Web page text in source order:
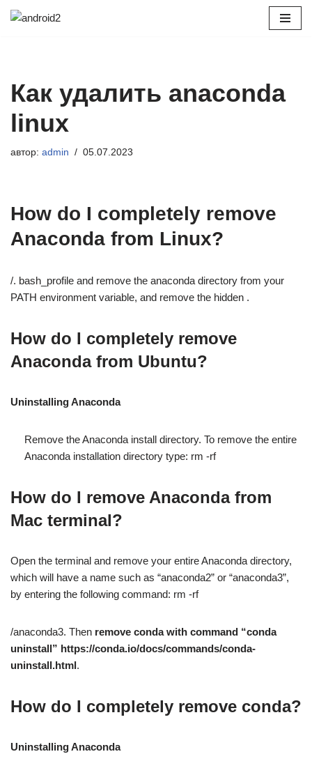
Как удалить anaconda
linux
автор: admin 05.07.2023
How do I completely remove
Anaconda from Linux?
/. bash_profile and remove the anaconda directory from your
PATH environment variable, and remove the hidden .
How do I completely remove
Anaconda from Ubuntu?
Uninstalling Anaconda
Remove the Anaconda install directory. To remove the entire
Anaconda installation directory type: rm -rf
How do I remove Anaconda from
Mac terminal?
Open the terminal and remove your entire Anaconda directory,
which will have a name such as “anaconda2” or “anaconda3”,
by entering the following command: rm -rf
/anaconda3. Then remove conda with command “conda
uninstall” https://conda.io/docs/commands/conda-
uninstall.html.
How do I completely remove conda?
Uninstalling Anaconda